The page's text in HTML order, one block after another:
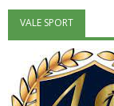
"Superare gli
VALE SPORT